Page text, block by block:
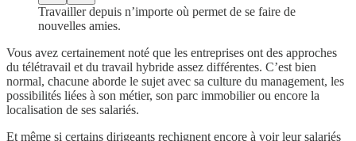
Travailler depuis n’importe où permet de se faire de
nouvelles amies.
Vous avez certainement noté que les entreprises ont des approches
du télétravail et du travail hybride assez différentes. C’est bien
normal, chacune aborde le sujet avec sa culture du management, les
possibilités liées à son métier, son parc immobilier ou encore la
localisation de ses salariés.
Et même si certains dirigeants rechignent encore à voir leur salariés